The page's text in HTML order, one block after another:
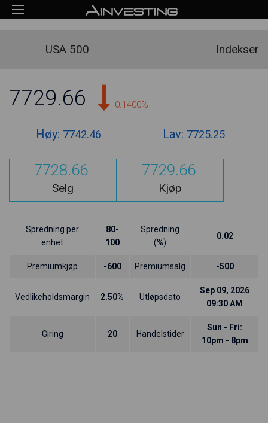
USA 500 Indekser
7729.66 -0.1400%
Høy: 7742.46 Lav: 7725.25
7728.66
Selg
7729.66
Kjøp
Spredning per
enhet
80-
100
Spredning
(%)
0.02
Premiumkjøp -600 Premiumsalg -500
Vedlikeholdsmargin 2.50% Utløpsdato
Sep 09, 2026
09:30 AM
Giring 20 Handelstider
Sun - Fri:
10pm - 8pm